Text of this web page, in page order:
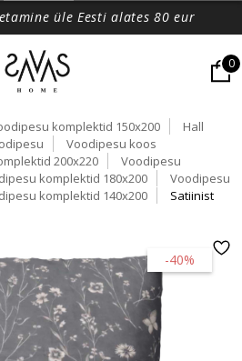
üle Eesti alates 80 eur
0
komplektid 150x200
Hall
Voodipesu koos
200x220
Voodipesu
komplektid 180x200
Voodipesu
komplektid 140x200
Satiinist
-40%